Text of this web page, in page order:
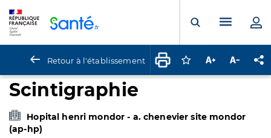
Ouvrir laMenu
Retour à l'établissement Connectez-vous
Augmenter la
Scintigraphie
Hopital henri mondor - a. chenevier site mondor
(ap-hp)